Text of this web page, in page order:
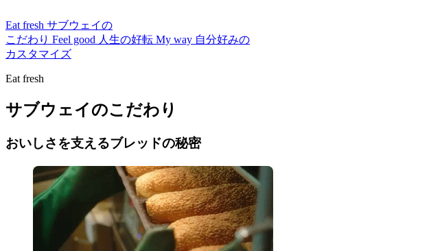
Eat fresh サブウェイの
こだわり Feel good 人生の好転 My way 自分好みの
カスタマイズ
Eat fresh
サブウェイのこだわり
おいしさを支えるブレッドの秘密